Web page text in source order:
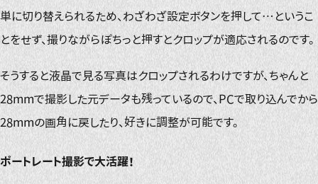
単に切り替えられるため、わざわざ設定ボタンを押して…というこ
とをせず、撮りながらぽちっと押すとクロップが適応されるのです。
そうすると液晶で見る写真はクロップされるわけですが、ちゃんと
28mmで撮影した元データも残っているので、PCで取り込んでから
28mmの画角に戻したり、好きに調整が可能です。
ポートレート撮影で大活躍！